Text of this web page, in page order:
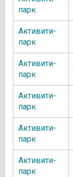
парк
Активити-
парк
Активити-
парк
Активити-
парк
Активити-
парк
Активити-
парк